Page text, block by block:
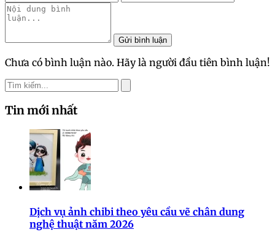
Gửi bình luận
Chưa có bình luận nào. Hãy là người đầu tiên bình luận!
Tin mới nhất
Dịch vụ ảnh chibi theo yêu cầu vẽ chân dung
nghệ thuật năm 2026